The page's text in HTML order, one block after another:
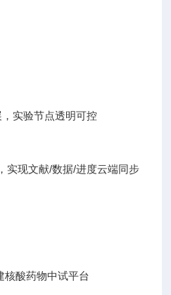
实验节点透明可控
实现文献/数据/进度云端同步
核酸药物中试平台